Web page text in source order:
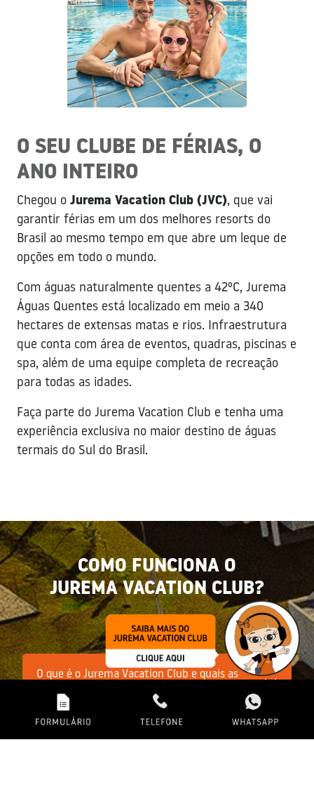
O SEU CLUBE DE FÉRIAS, O
ANO INTEIRO
Chegou o Jurema Vacation Club (JVC), que vai
garantir férias em um dos melhores resorts do
Brasil ao mesmo tempo em que abre um leque de
opções em todo o mundo.
Com águas naturalmente quentes a 42ºC, Jurema
Águas Quentes está localizado em meio a 340
hectares de extensas matas e rios. Infraestrutura
que conta com área de eventos, quadras, piscinas e
spa, além de uma equipe completa de recreação
para todas as idades.
Faça parte do Jurema Vacation Club e tenha uma
experiência exclusiva no maior destino de águas
termais do Sul do Brasil.
COMO FUNCIONA O
JUREMA VACATION CLUB?
O que é o Jurema Vacation Club e quais as